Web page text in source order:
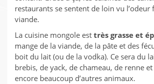
restaurants se sentent de loin vu l’odeur
viande.
La cuisine mongole est très grasse et
mange de la viande, de la pâte et des
boit du lait (ou de la vodka). Ce sera du
brebis, de yack, de chameau, de renne
encore beaucoup d’autres animaux.